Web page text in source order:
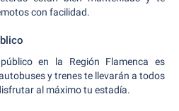
con facilidad.
en la Región Flamenca es
y trenes te llevarán a todos
al máximo tu estadía.